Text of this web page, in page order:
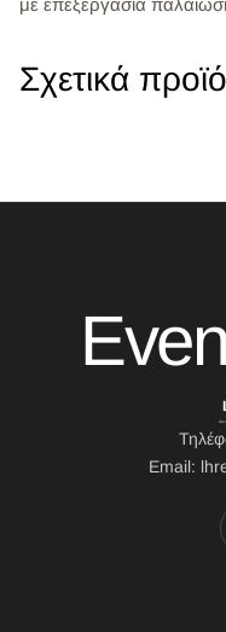
με επεξεργασία
Σχετικά
Email: